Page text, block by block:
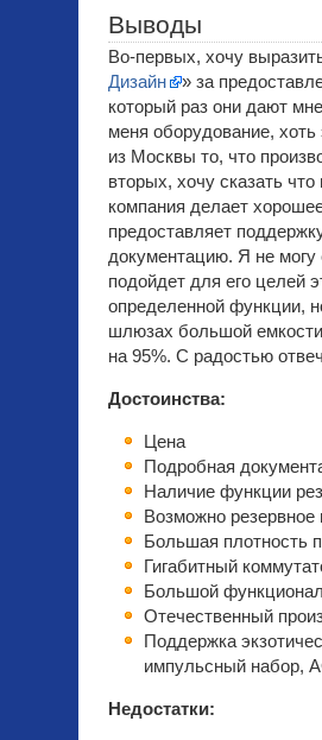
Выводы
Во-первых, хочу
Дизайн
» за
который раз они дают
меня оборудование,
из Москвы то, что
вторых, хочу сказать
компания делает
предоставляет
документацию. Я не могу
подойдет для его целей
определенной функции,
шлюзах большой
на 95%. С радостью
Достоинства:
Цена
Подробная
Наличие функции
Возможно резервное
Большая плотность
Гигабитный
Большой
Отечественный
Поддержка
импульсный набор,
Недостатки: